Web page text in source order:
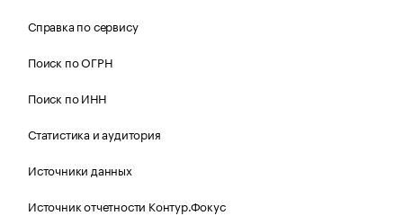
Справка по сервису
Поиск по ОГРН
Поиск по ИНН
Статистика и аудитория
Источники данных
Источник отчетности Контур.Фокус